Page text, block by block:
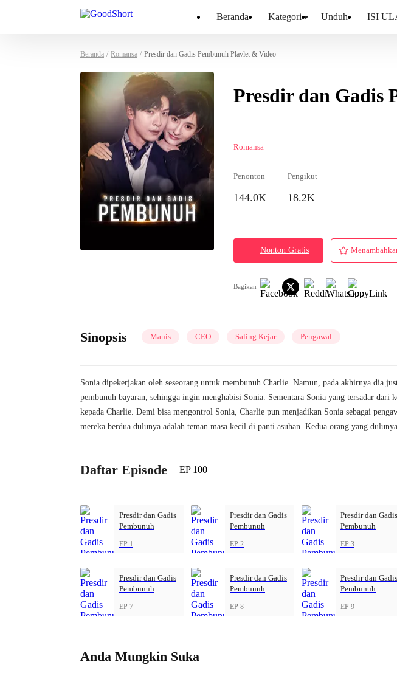
Beranda Kategori Unduh ISI
Beranda / Romansa / Presdir dan Gadis Pembunuh Playlet & Video
Presdir dan Gadis
Romansa
Penonton
144.0K
Pengikut
18.2K
Nonton Gratis
Bagikan
Sinopsis Manis CEO Saling Kejar Pengawal
Sonia dipekerjakan oleh seseorang untuk membunuh Charlie. Namun, pada akhirnya dia
pembunuh bayaran, sehingga ingin menghabisi Sonia. Sementara Sonia yang tersadar
kepada Charlie. Demi bisa mengontrol Sonia, Charlie pun menjadikan Sonia sebagai
mereka berdua dulunya adalah teman masa kecil di panti asuhan. Kedua orang yang
Daftar Episode EP 100
Presdir dan Gadis
Pembunuh
EP 1
Presdir dan Gadis
Pembunuh
EP 2
Presdir dan Gadis
Pembunuh
EP 3
Presdir dan Gadis
Pembunuh
EP 7
Presdir dan Gadis
Pembunuh
EP 8
Presdir dan Gadis
Pembunuh
EP 9
Anda Mungkin Suka